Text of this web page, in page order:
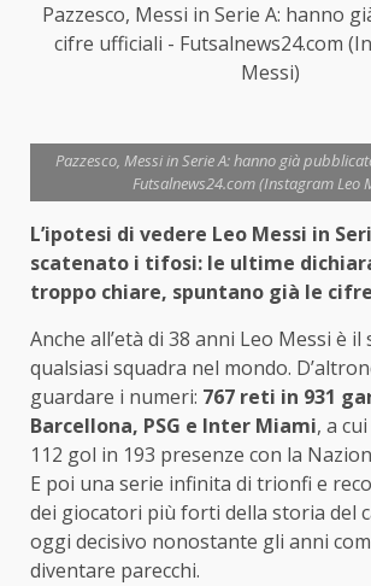
Pazzesco, Messi in Serie A: hanno
cifre ufficiali - Futsalnews24.com
Messi)
Pazzesco, Messi in Serie A: hanno già
Futsalnews24.com (Instagram Leo
L’ipotesi di vedere Leo Messi in
scatenato i tifosi: le ultime
troppo chiare, spuntano già le
Anche all’età di 38 anni Leo Messi è il
qualsiasi squadra nel mondo.
guardare i numeri: 767 reti in 931
Barcellona, PSG e Inter Miami, a
112 gol in 193 presenze con la
E poi una serie infinita di trionfi e
dei giocatori più forti della storia del
oggi decisivo nonostante gli anni
diventare parecchi.